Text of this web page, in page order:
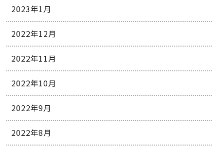
2023年1月
2022年12月
2022年11月
2022年10月
2022年9月
2022年8月